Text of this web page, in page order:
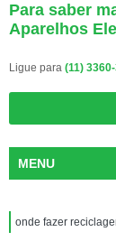
Para saber
Aparelhos
Ligue para (11)
MENU
onde fazer